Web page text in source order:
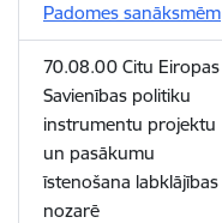
Padomes sanāksmēm
70.08.00 Citu Eiropas
Savienības politiku
instrumentu projektu
un pasākumu
īstenošana labklājības
nozarē